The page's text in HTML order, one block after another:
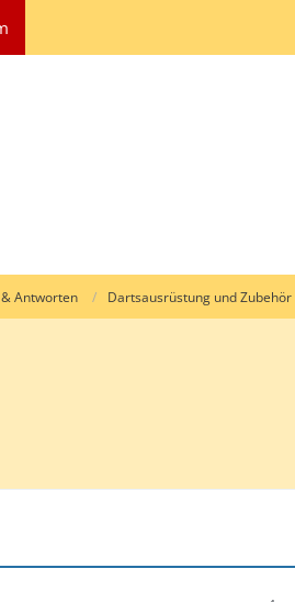
Antworten Dartsausrüstung und Zubehör